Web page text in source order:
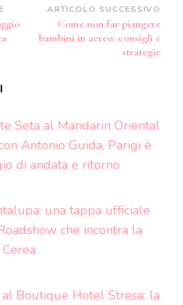
ARTICOLO SUCCESSIVO
Come non far piangere
bambini in aereo: consigli e
strategie
Seta al Mandarin Oriental
Antonio Guida, Parigi è
di andata e ritorno
una tappa ufficiale
che incontra la
Boutique Hotel Stresa: la